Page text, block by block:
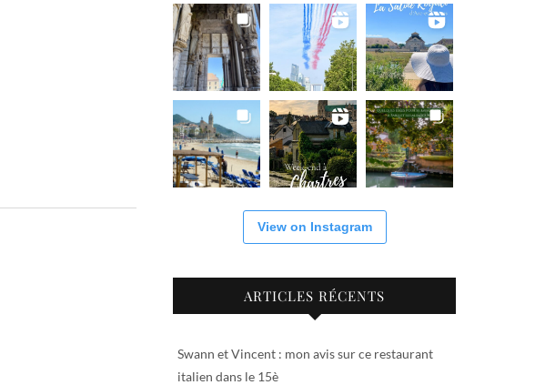
View on Instagram
ARTICLES RÉCENTS
Swann et Vincent : mon avis sur ce restaurant
italien dans le 15è